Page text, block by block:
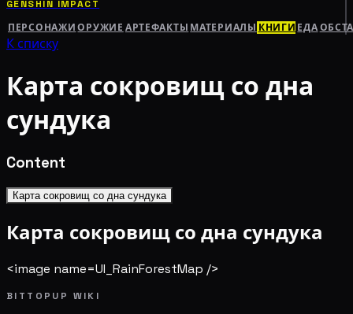
GENSHIN IMPACT
ПЕРСОНАЖИ ОРУЖИЕ АРТЕФАКТЫ МАТЕРИАЛЫ КНИГИ ЕДА
К списку
Карта сокровищ со дна
сундука
Content
Карта сокровищ со дна сундука
Карта сокровищ со дна сундука
<image name=UI_RainForestMap />
BITTOPUP WIKI